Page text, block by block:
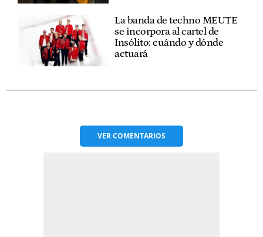
La banda de techno MEUTE
se incorpora al cartel de
Insólito: cuándo y dónde
actuará
VERCOMENTARIOS